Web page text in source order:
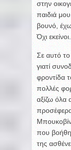
στην
παιδιά
βουνό,
Όχι εκείνοι.
Σε αυτό
γιατί
φροντίδα
πολλές
αξίζω όλα
που
της